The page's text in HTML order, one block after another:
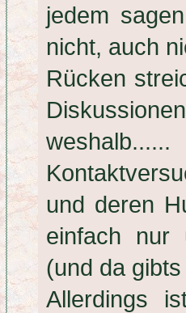
jedem
nicht, auch
Rücken
und deren
einfach nur
(und da
Allerdings